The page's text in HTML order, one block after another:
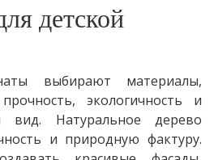
детской
выбирают материалы,
экологичность и
вид. Натуральное дерево
и природную фактуру.